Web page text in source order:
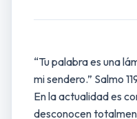
“Tu palabra es una
mi sendero.” Salmo
En la actualidad es
desconocen